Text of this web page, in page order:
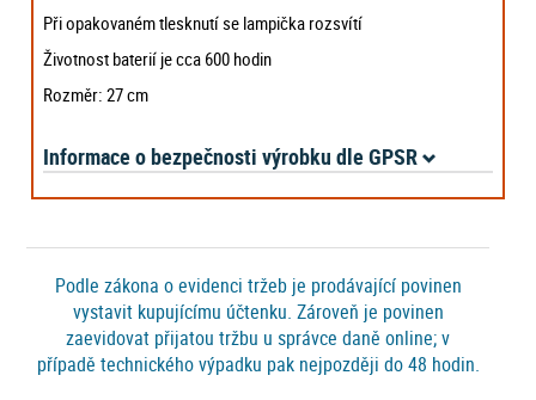
Při opakovaném tlesknutí se lampička rozsvítí
Životnost baterií je cca 600 hodin
Rozměr: 27 cm
Informace o bezpečnosti výrobku dle GPSR
Podle zákona o evidenci tržeb je prodávající povinen
vystavit kupujícímu účtenku. Zároveň je povinen
zaevidovat přijatou tržbu u správce daně online; v
případě technického výpadku pak nejpozději do 48 hodin.